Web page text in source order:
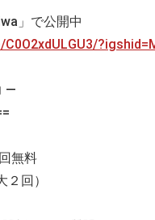
」で公開中
—
無料
回）